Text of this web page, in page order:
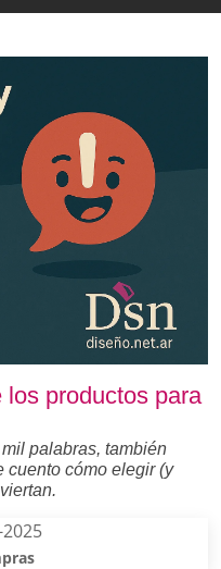
productos para
palabras, también
cuento cómo elegir (y